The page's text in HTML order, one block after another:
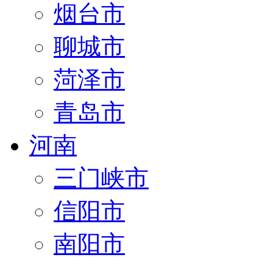
烟台市
聊城市
菏泽市
青岛市
河南
三门峡市
信阳市
南阳市